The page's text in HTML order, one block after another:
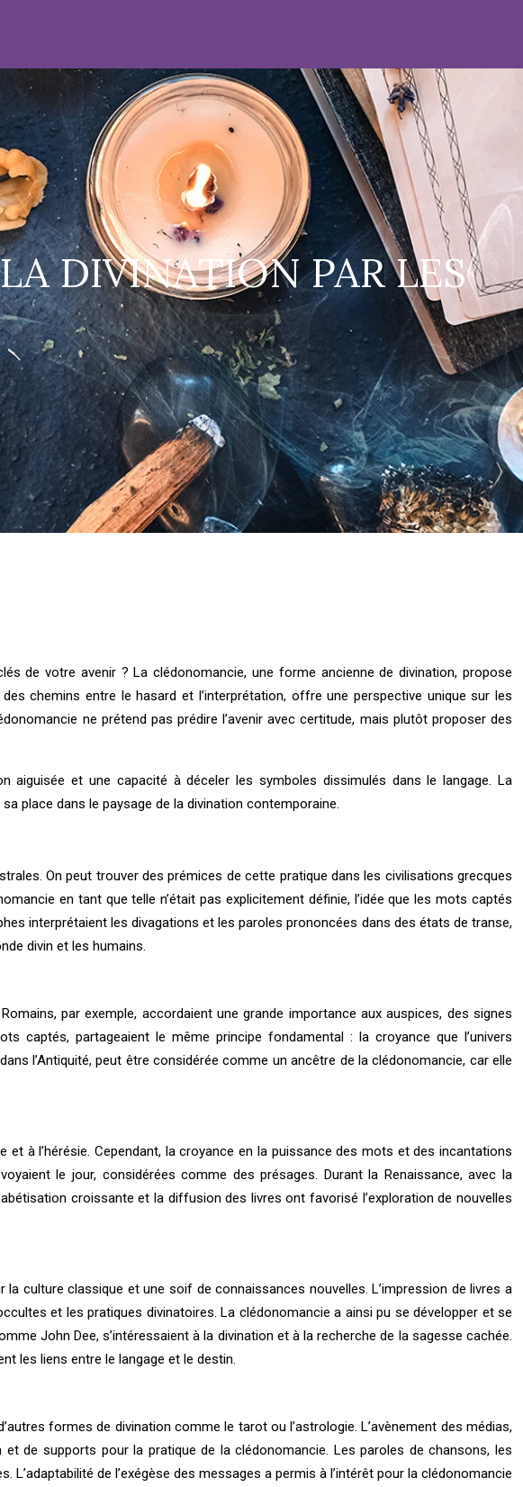
DIVINATION PAR LES
de votre avenir ? La clédonomancie, une forme ancienne de divination, propose
chemins entre le hasard et l’interprétation, offre une perspective unique sur les
ne prétend pas prédire l’avenir avec certitude, mais plutôt proposer des
aiguisée et une capacité à déceler les symboles dissimulés dans le langage. La
place dans le paysage de la divination contemporaine.
On peut trouver des prémices de cette pratique dans les civilisations grecques
en tant que telle n’était pas explicitement définie, l’idée que les mots captés
interprétaient les divagations et les paroles prononcées dans des états de transe,
divin et les humains.
par exemple, accordaient une grande importance aux auspices, des signes
captés, partageaient le même principe fondamental : la croyance que l’univers
l’Antiquité, peut être considérée comme un ancêtre de la clédonomancie, car elle
à l’hérésie. Cependant, la croyance en la puissance des mots et des incantations
le jour, considérées comme des présages. Durant la Renaissance, avec la
croissante et la diffusion des livres ont favorisé l’exploration de nouvelles
culture classique et une soif de connaissances nouvelles. L’impression de livres a
et les pratiques divinatoires. La clédonomancie a ainsi pu se développer et se
John Dee, s’intéressaient à la divination et à la recherche de la sagesse cachée.
les liens entre le langage et le destin.
formes de divination comme le tarot ou l’astrologie. L’avènement des médias,
de supports pour la pratique de la clédonomancie. Les paroles de chansons, les
de l’exégèse des messages a permis à l’intérêt pour la clédonomancie